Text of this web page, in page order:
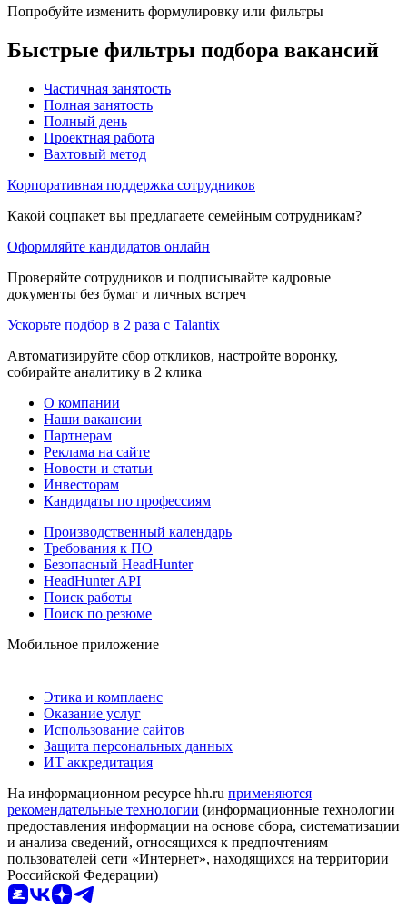
Попробуйте изменить формулировку или фильтры
Быстрые фильтры подбора вакансий
Частичная занятость
Полная занятость
Полный день
Проектная работа
Вахтовый метод
Корпоративная поддержка сотрудников
Какой соцпакет вы предлагаете семейным сотрудникам?
Оформляйте кандидатов онлайн
Проверяйте сотрудников и подписывайте кадровые
документы без бумаг и личных встреч
Ускорьте подбор в 2 раза с Talantix
Автоматизируйте сбор откликов, настройте воронку,
собирайте аналитику в 2 клика
О компании
Наши вакансии
Партнерам
Реклама на сайте
Новости и статьи
Инвесторам
Кандидаты по профессиям
Производственный календарь
Требования к ПО
Безопасный HeadHunter
HeadHunter API
Поиск работы
Поиск по резюме
Мобильное приложение
Этика и комплаенс
Оказание услуг
Использование сайтов
Защита персональных данных
ИТ аккредитация
На информационном ресурсе hh.ru применяются
рекомендательные технологии (информационные технологии
предоставления информации на основе сбора, систематизации
и анализа сведений, относящихся к предпочтениям
пользователей сети «Интернет», находящихся на территории
Российской Федерации)